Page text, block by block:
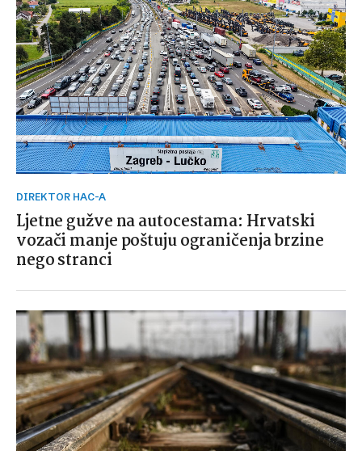
DIREKTOR HAC-A
Ljetne gužve na autocestama: Hrvatski
vozači manje poštuju ograničenja brzine
nego stranci